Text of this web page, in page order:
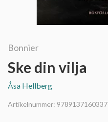
Bonnier
Ske din vilja
Åsa Hellberg
Artikelnummer: 9789137160337